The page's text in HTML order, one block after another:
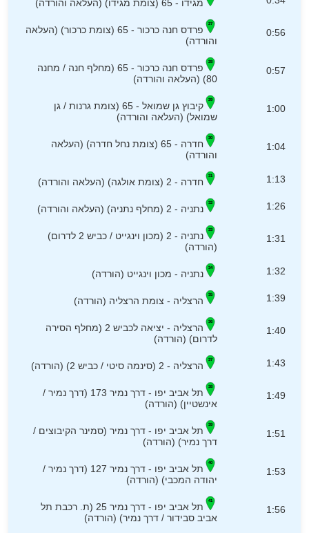
מגידו - 65 (צומת מגידו) (העלאה והורדה)
0:56
פרדס חנה כרכור - 65 (צומת כרכור) (העלאה
והורדה)
0:57
פרדס חנה כרכור - 65 (מחלף חנה / מחנה
80) (העלאה והורדה)
1:00
קיבוץ גן שמואל - 65 (צומת גרנות / גן
שמואל) (העלאה והורדה)
1:04
חדרה - 65 (צומת נחל חדרה) (העלאה
והורדה)
1:13 חדרה - 2 (צומת אולגה) (העלאה והורדה)
1:26 נתניה - 2 (מחלף נתניה) (העלאה והורדה)
1:31
נתניה - 2 (מכון וינגייט / כביש 2 לדרום)
(הורדה)
1:32 נתניה - מכון וינגייט (הורדה)
1:39 הרצליה - צומת הרצליה (הורדה)
1:40
הרצליה - יציאה לכביש 2 (מחלף הסירה
לדרום) (הורדה)
1:43 הרצליה - 2 (סינמה סיטי / כביש 2) (הורדה)
1:49
תל אביב יפו - דרך נמיר 173 (דרך נמיר /
אינשטיין) (הורדה)
1:51
תל אביב יפו - דרך נמיר (סמינר הקיבוצים /
דרך נמיר) (הורדה)
1:53
תל אביב יפו - דרך נמיר 127 (דרך נמיר /
יהודה המכבי) (הורדה)
1:56
תל אביב יפו - דרך נמיר 25 (ת. רכבת תל
אביב סבידור / דרך נמיר) (הורדה)